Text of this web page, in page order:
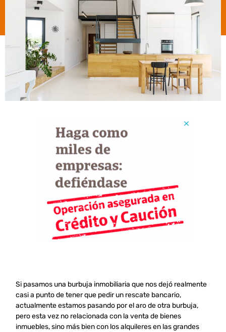
Si pasamos una burbuja inmobiliaria que nos dejó realmente
casi a punto de tener que pedir un rescate bancario,
actualmente estamos pasando por el aro de otra burbuja,
pero esta vez no relacionada con la venta de bienes
inmuebles, sino más bien con los alquileres en las grandes